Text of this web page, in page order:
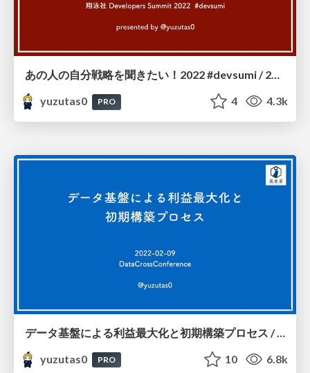
あの人の自分戦略を聞きたい！2022 #devsumi / 20220218
yuzutas0
PRO 4 4.3k
データ基盤による利益最大化と初期構築プロセス / 20220209
yuzutas0
PRO 10 6.8k